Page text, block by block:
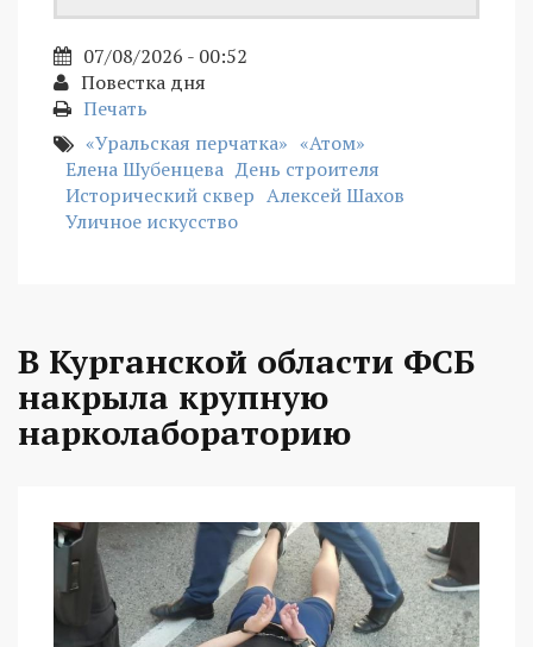
07/08/2026 - 00:52
Повестка дня
Печать
«Уральская перчатка» «Атом»
Елена Шубенцева День строителя
Исторический сквер Алексей Шахов
Уличное искусство
В Курганской области ФСБ
накрыла крупную
нарколабораторию